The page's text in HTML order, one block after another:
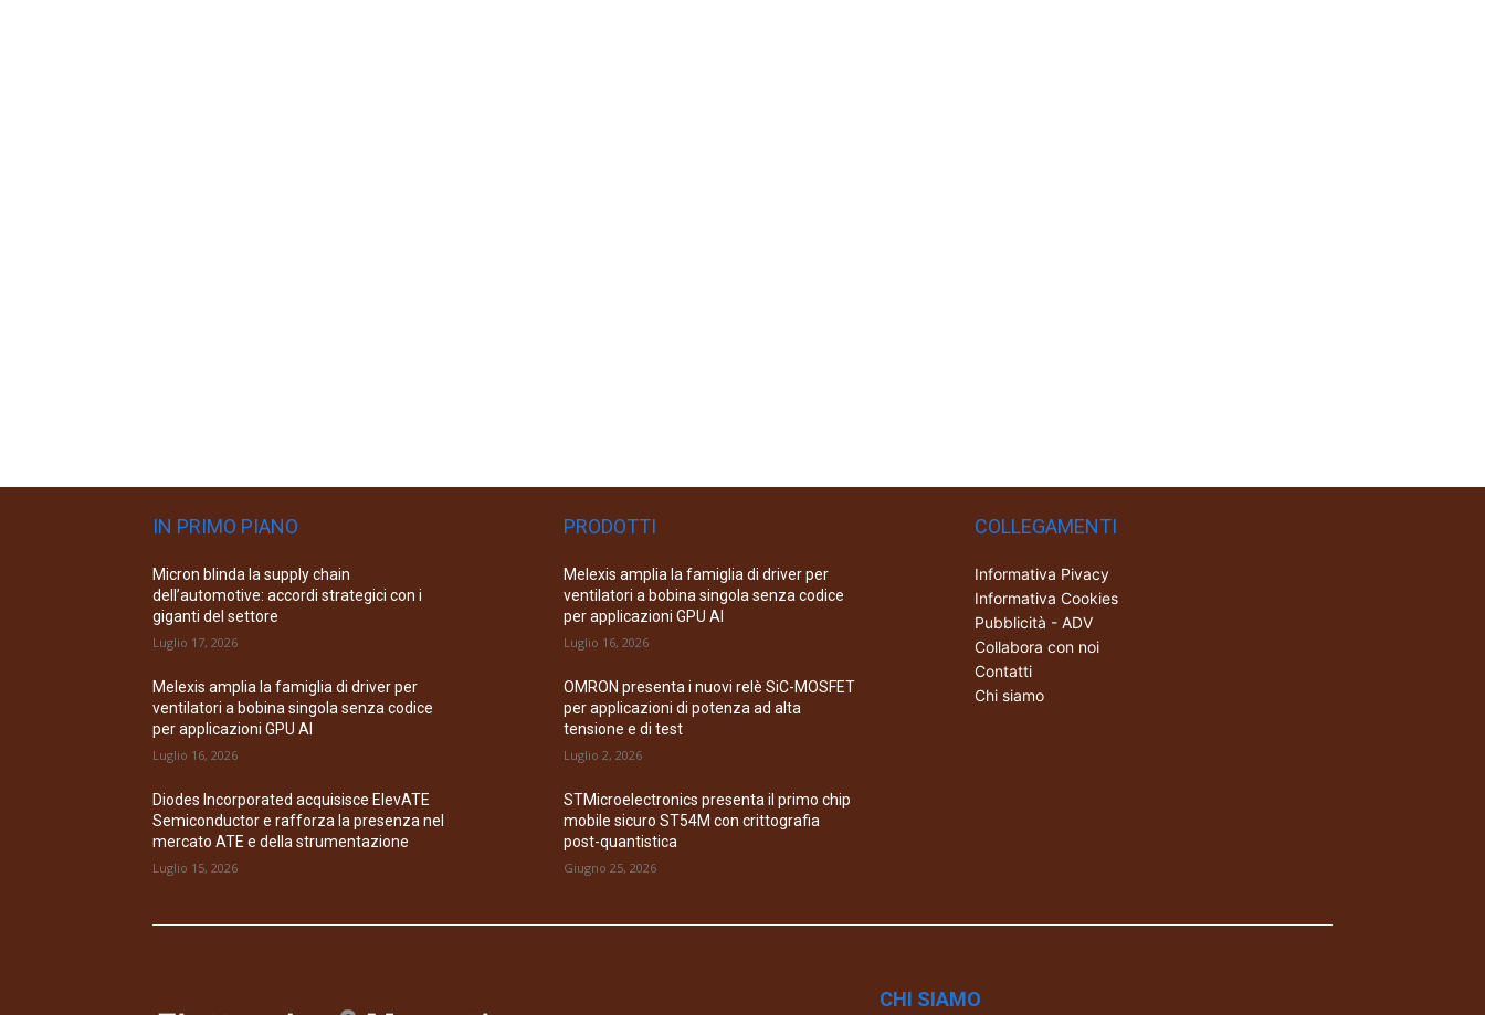
IN PRIMO PIANO
Micron blinda la supply chain
dell’automotive: accordi strategici con i
giganti del settore
Luglio 17, 2026
Melexis amplia la famiglia di driver per
ventilatori a bobina singola senza codice
per applicazioni GPU AI
Luglio 16, 2026
Diodes Incorporated acquisisce ElevATE
Semiconductor e rafforza la presenza nel
mercato ATE e della strumentazione
Luglio 15, 2026
PRODOTTI
Melexis amplia la famiglia di driver per
ventilatori a bobina singola senza codice
per applicazioni GPU AI
Luglio 16, 2026
OMRON presenta i nuovi relè SiC-MOSFET
per applicazioni di potenza ad alta
tensione e di test
Luglio 2, 2026
STMicroelectronics presenta il primo chip
mobile sicuro ST54M con crittografia
post-quantistica
Giugno 25, 2026
COLLEGAMENTI
Informativa Pivacy
Informativa Cookies
Pubblicità - ADV
Collabora con noi
Contatti
Chi siamo
CHI SIAMO